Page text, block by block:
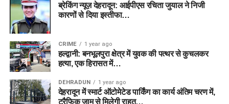
ब्रेकिंग न्यूज़ देहरादून: आईपीएस रचिता जुयाल ने निजी
कारणों से दिया इस्तीफा…
CRIME 1 year ago
हल्द्वानी: बनभूलपुरा क्षेत्र में युवक की पत्थर से कुचलकर
हत्या, एक हिरासत में…
DEHRADUN 1 year ago
देहरादून में स्मार्ट ऑटोमेटेड पार्किंग का कार्य अंतिम चरण में,
ट्रैफिक जाम से मिलेगी राहत…